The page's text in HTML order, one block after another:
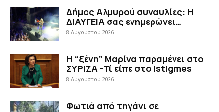
Δήμος Αλμυρού συναυλίες: Η
ΔΙΑΥΓΕΙΑ σας ενημερώνει…
8 Αυγούστου 2026
Η “ξένη” Μαρίνα παραμένει στο
ΣΥΡΙΖΑ -Τί είπε στο istigmes
8 Αυγούστου 2026
Φωτιά από τηγάνι σε